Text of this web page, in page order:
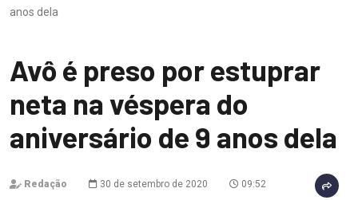
anos dela
Avô é preso por estuprar
neta na véspera do
aniversário de 9 anos dela
Redação 30 de setembro de 2020 09:52